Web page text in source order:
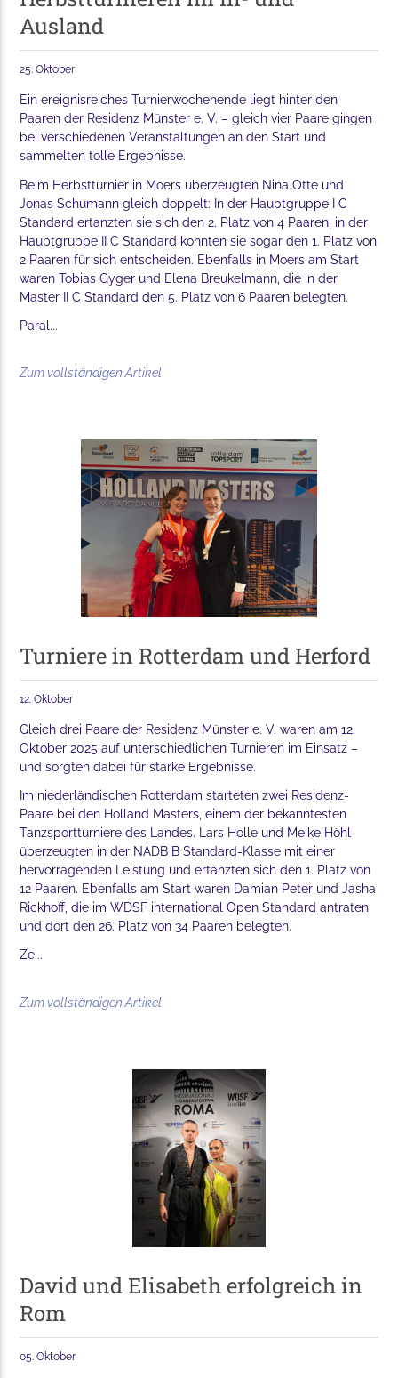
Ausland
25. Oktober
Ein ereignisreiches Turnierwochenende liegt hinter den
Paaren der Residenz Münster e. V. – gleich vier Paare gingen
bei verschiedenen Veranstaltungen an den Start und
sammelten tolle Ergebnisse.
Beim Herbstturnier in Moers überzeugten Nina Otte und
Jonas Schumann gleich doppelt: In der Hauptgruppe I C
Standard ertanzten sie sich den 2. Platz von 4 Paaren, in der
Hauptgruppe II C Standard konnten sie sogar den 1. Platz von
2 Paaren für sich entscheiden. Ebenfalls in Moers am Start
waren Tobias Gyger und Elena Breukelmann, die in der
Master II C Standard den 5. Platz von 6 Paaren belegten.
Paral...
Zum vollständigen Artikel
Turniere in Rotterdam und Herford
12. Oktober
Gleich drei Paare der Residenz Münster e. V. waren am 12.
Oktober 2025 auf unterschiedlichen Turnieren im Einsatz –
und sorgten dabei für starke Ergebnisse.
Im niederländischen Rotterdam starteten zwei Residenz-
Paare bei den Holland Masters, einem der bekanntesten
Tanzsportturniere des Landes. Lars Holle und Meike Höhl
überzeugten in der NADB B Standard-Klasse mit einer
hervorragenden Leistung und ertanzten sich den 1. Platz von
12 Paaren. Ebenfalls am Start waren Damian Peter und Jasha
Rickhoff, die im WDSF international Open Standard antraten
und dort den 26. Platz von 34 Paaren belegten.
Ze...
Zum vollständigen Artikel
David und Elisabeth erfolgreich in
Rom
05. Oktober